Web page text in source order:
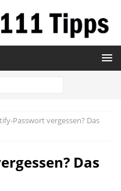
Passwort vergessen? Das
Das